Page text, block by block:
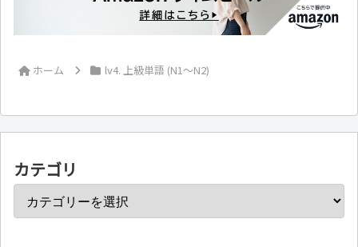
ホーム lv4. 上級単語 (N1～N2)
カテゴリ